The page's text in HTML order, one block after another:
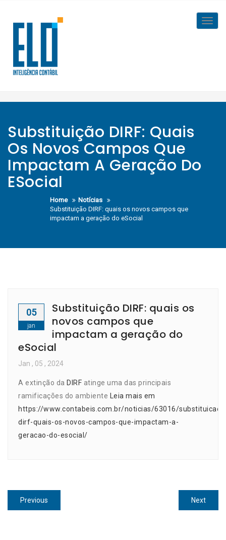
content
Substituição DIRF: Quais
Os Novos Campos Que
Impactam A Geração Do
ESocial
Home
Notícias
Substituição DIRF: quais os novos campos que
impactam a geração do eSocial
05
jan
Substituição DIRF: quais os
novos campos que
impactam a geração do
eSocial
Jan , 05 , 2024
A extinção da DIRF atinge uma das principais
ramificações do ambiente Leia mais em
https://www.contabeis.com.br/noticias/63016/substituicao-
dirf-quais-os-novos-campos-que-impactam-a-
geracao-do-esocial/
Navegação
de
Previous
post:
NextNext
post: